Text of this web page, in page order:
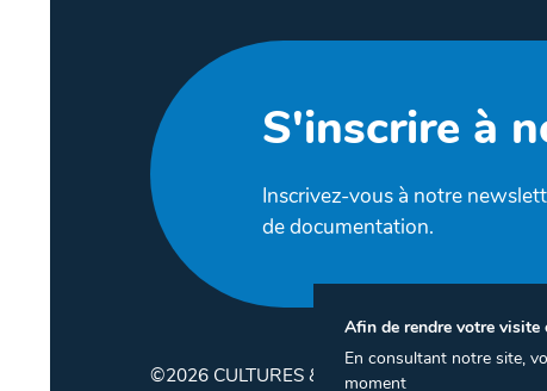
S'inscrire à
Inscrivez-vous à notre
de documentation.
©2026 CULTURES & SANTÉ
Afin de rendre votre visite
En consultant notre site,
moment